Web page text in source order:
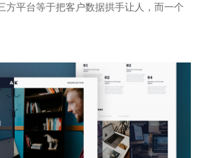
方平台等于把客户数据拱手让人，而一个